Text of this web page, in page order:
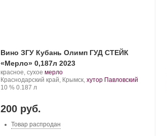
Вино ЗГУ Кубань Олимп ГУД СТЕЙК
«Мерло» 0,187л 2023
Производитель:
Olymp
Winery.
красное, сухое .
Сорт
мерло.
Регион:
Краснодарский край, Крымск, хутор Павловский
Крепость
10 %. Объем
0.187 л
200 руб.
Товар распродан